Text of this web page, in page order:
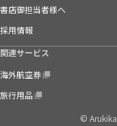
書店御担当者様へ
採用情報
関連サービス
海外航空券
旅行用品
©